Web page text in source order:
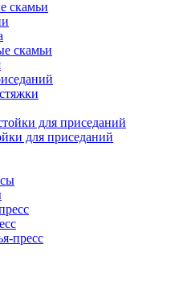
скамьи
скамьи
для приседаний
пресс